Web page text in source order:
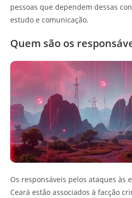
pessoas que dependem dessas
estudo e comunicação.
Quem são os
Os responsáveis pelos ataques às
Ceará estão associados à facção